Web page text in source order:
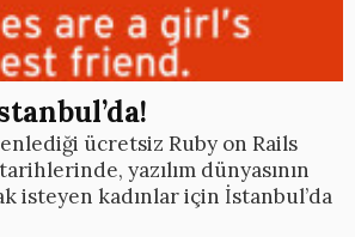
ücretsiz Ruby on Rails
yazılım dünyasının
isteyen kadınlar için İstanbul’da